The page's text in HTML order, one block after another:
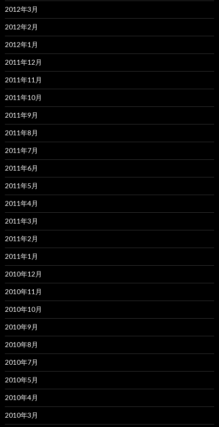
2012年3月
2012年2月
2012年1月
2011年12月
2011年11月
2011年10月
2011年9月
2011年8月
2011年7月
2011年6月
2011年5月
2011年4月
2011年3月
2011年2月
2011年1月
2010年12月
2010年11月
2010年10月
2010年9月
2010年8月
2010年7月
2010年5月
2010年4月
2010年3月